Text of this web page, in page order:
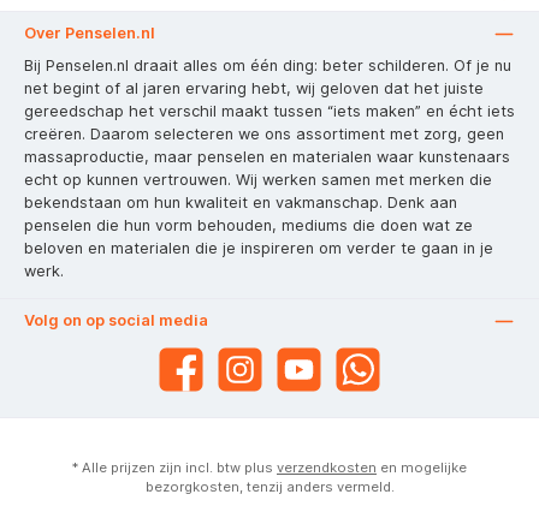
Over Penselen.nl
Bij Penselen.nl draait alles om één ding: beter schilderen. Of je nu
net begint of al jaren ervaring hebt, wij geloven dat het juiste
gereedschap het verschil maakt tussen “iets maken” en écht iets
creëren. Daarom selecteren we ons assortiment met zorg, geen
massaproductie, maar penselen en materialen waar kunstenaars
echt op kunnen vertrouwen. Wij werken samen met merken die
bekendstaan om hun kwaliteit en vakmanschap. Denk aan
penselen die hun vorm behouden, mediums die doen wat ze
beloven en materialen die je inspireren om verder te gaan in je
werk.
Volg on op social media
* Alle prijzen zijn incl. btw plus verzendkosten en mogelijke
bezorgkosten, tenzij anders vermeld.